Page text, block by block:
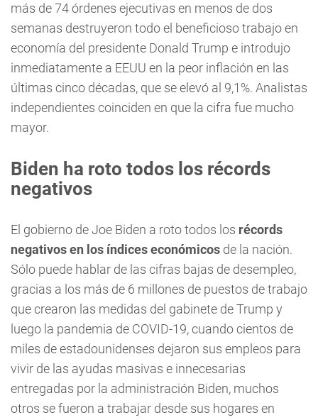
más de 74 órdenes ejecutivas en menos de dos
semanas destruyeron todo el beneficioso trabajo en
economía del presidente Donald Trump e introdujo
inmediatamente a EEUU en la peor inflación en las
últimas cinco décadas, que se elevó al 9,1%. Analistas
independientes coinciden en que la cifra fue mucho
mayor.
Biden ha roto todos los récords
negativos
El gobierno de Joe Biden a roto todos los récords
negativos en los índices económicos de la nación.
Sólo puede hablar de las cifras bajas de desempleo,
gracias a los más de 6 millones de puestos de trabajo
que crearon las medidas del gabinete de Trump y
luego la pandemia de COVID-19, cuando cientos de
miles de estadounidenses dejaron sus empleos para
vivir de las ayudas masivas e innecesarias
entregadas por la administración Biden, muchos
otros se fueron a trabajar desde sus hogares en